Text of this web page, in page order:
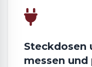
Steckdosen
messen